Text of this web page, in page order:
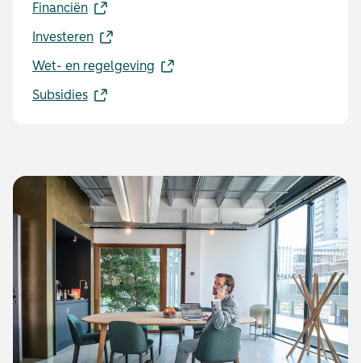
Financiën
Investeren
Wet- en regelgeving
Subsidies